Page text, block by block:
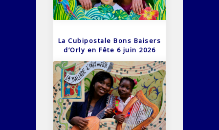
La Cubipostale Bons Baisers
d’Orly en Fête 6 juin 2026